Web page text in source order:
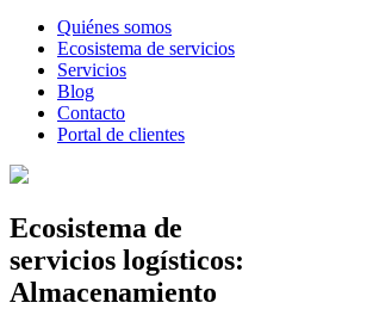
Quiénes somos
Ecosistema de servicios
Servicios
Blog
Contacto
Portal de clientes
Ecosistema de
servicios logísticos:
Almacenamiento